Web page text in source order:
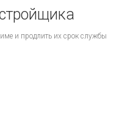
и продлить их срок службы